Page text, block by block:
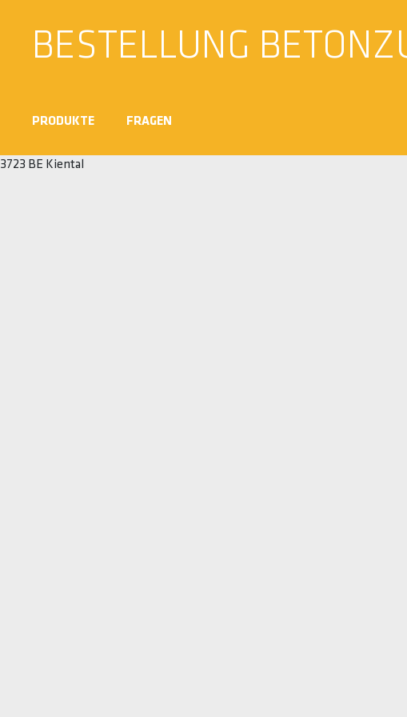
BESTELLUNG
PRODUKTE FRAGEN
3723 BE Kiental